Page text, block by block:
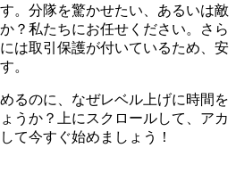
。分隊を驚かせたい、あるいは敵
？私たちにお任せください。さら
は取引保護が付いているため、安
。
るのに、なぜレベル上げに時間を
うか？上にスクロールして、アカ
て今すぐ始めましょう！